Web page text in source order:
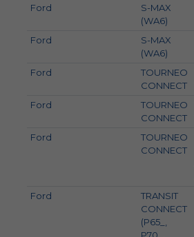
Ford
S-MAX
(WA6)
Ford
S-MAX
(WA6)
Ford
TOURNEO
CONNECT
Ford
TOURNEO
CONNECT
Ford
TOURNEO
CONNECT
Ford
TRANSIT
CONNECT
(P65_,